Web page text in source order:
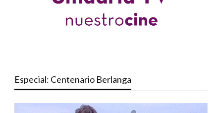
Especial: Centenario Berlanga